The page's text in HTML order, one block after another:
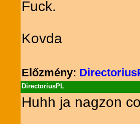
Fuck.
Kovda
Előzmény:
DirectoriusPL
Huhh ja nagzon